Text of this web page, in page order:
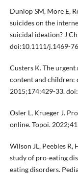
Dunlop SM, More E,
suicides on the
suicidal ideation? J
doi:10.1111/j.1469-
Custers K. The
content and children:
2015;174:429-33.
Osler L, Krueger J.
online. Topoi.
Wilson JL, Peebles
study of pro-eating
eating disorders.